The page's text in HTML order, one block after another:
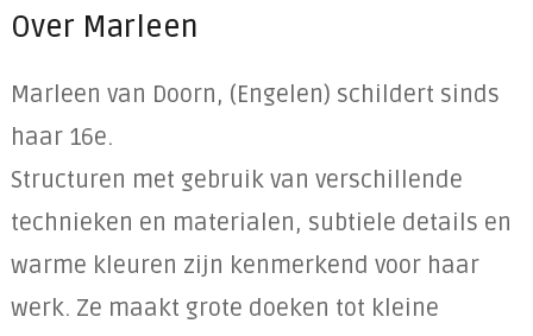
Over Marleen
Marleen van Doorn, (Engelen) schildert sinds
haar 16e.
Structuren met gebruik van verschillende
technieken en materialen, subtiele details en
warme kleuren zijn kenmerkend voor haar
werk. Ze maakt grote doeken tot kleine